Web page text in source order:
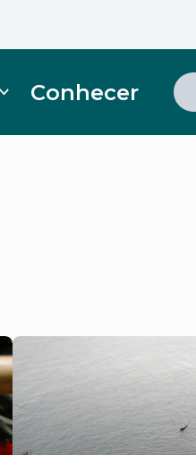
Conhecer